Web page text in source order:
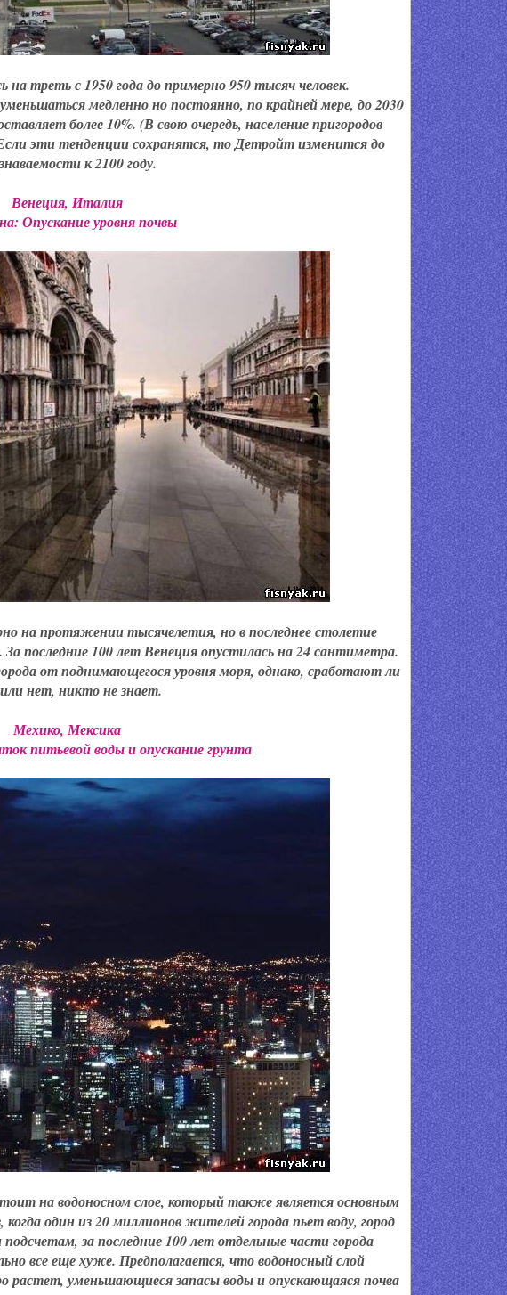
треть с 1950 года до примерно 950 тысяч человек.
медленно но постоянно, по крайней мере, до 2030
более 10%. (В свою очередь, население пригородов
эти тенденции сохранятся, то Детройт изменится до
к 2100 году.
Венеция, Италия
Опускание уровня почвы
на протяжении тысячелетия, но в последнее столетие
За последние 100 лет Венеция опустилась на 24 сантиметра.
от поднимающегося уровня моря, однако, сработают ли
нет, никто не знает.
Мехико, Мексика
питьевой воды и опускание грунта
на водоносном слое, который также является основным
один из 20 миллионов жителей города пьет воду, город
за последние 100 лет отдельные части города
все еще хуже. Предполагается, что водоносный слой
уменьшающиеся запасы воды и опускающаяся почва